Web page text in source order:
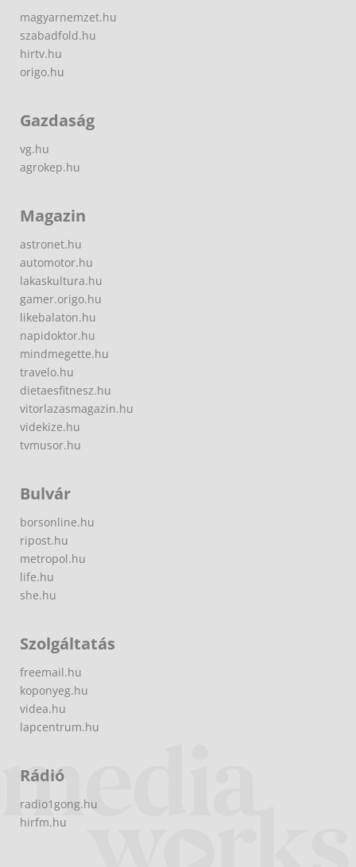
magyarnemzet.hu
szabadfold.hu
hirtv.hu
origo.hu
Gazdaság
vg.hu
agrokep.hu
Magazin
astronet.hu
automotor.hu
lakaskultura.hu
gamer.origo.hu
likebalaton.hu
napidoktor.hu
mindmegette.hu
travelo.hu
dietaesfitnesz.hu
vitorlazasmagazin.hu
videkize.hu
tvmusor.hu
Bulvár
borsonline.hu
ripost.hu
metropol.hu
life.hu
she.hu
Szolgáltatás
freemail.hu
koponyeg.hu
videa.hu
lapcentrum.hu
Rádió
radio1gong.hu
hirfm.hu